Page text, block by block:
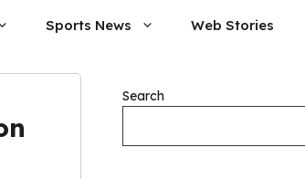
Sports News Web Stories
Search